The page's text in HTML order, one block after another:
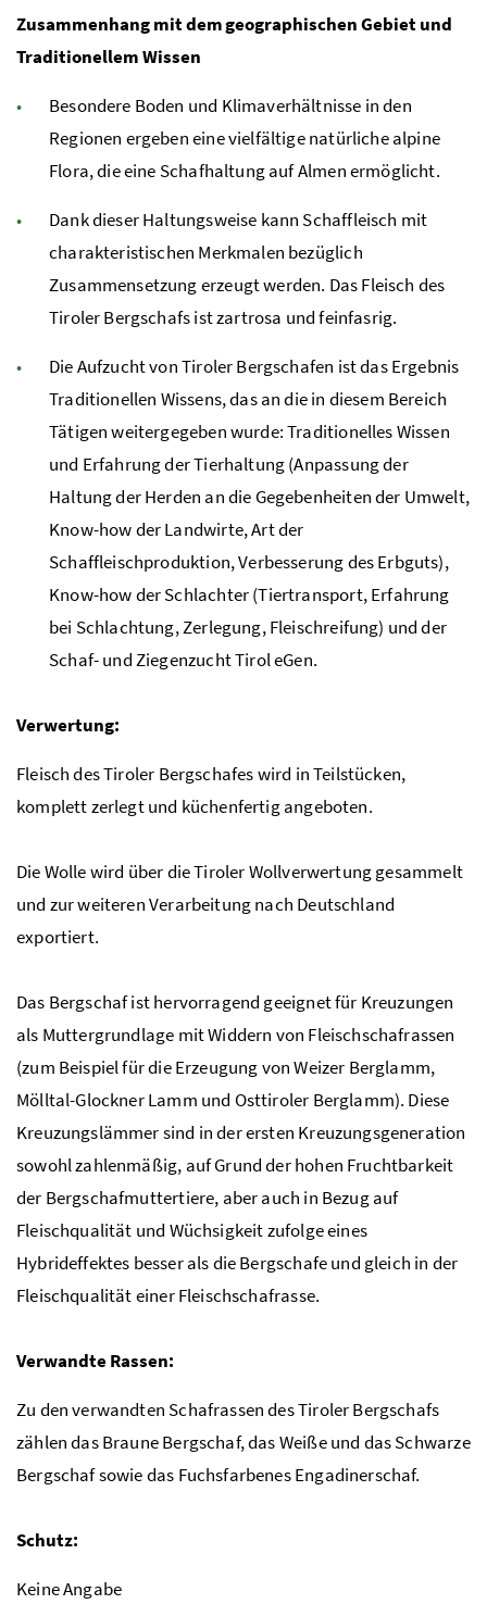
Zusammenhang mit dem geographischen Gebiet und
Traditionellem Wissen
Besondere Boden und Klimaverhältnisse in den
Regionen ergeben eine vielfältige natürliche alpine
Flora, die eine Schafhaltung auf Almen ermöglicht.
Dank dieser Haltungsweise kann Schaffleisch mit
charakteristischen Merkmalen bezüglich
Zusammensetzung erzeugt werden. Das Fleisch des
Tiroler Bergschafs ist zartrosa und feinfasrig.
Die Aufzucht von Tiroler Bergschafen ist das Ergebnis
Traditionellen Wissens, das an die in diesem Bereich
Tätigen weitergegeben wurde: Traditionelles Wissen
und Erfahrung der Tierhaltung (Anpassung der
Haltung der Herden an die Gegebenheiten der Umwelt,
Know-how der Landwirte, Art der
Schaffleischproduktion, Verbesserung des Erbguts),
Know-how der Schlachter (Tiertransport, Erfahrung
bei Schlachtung, Zerlegung, Fleischreifung) und der
Schaf- und Ziegenzucht Tirol eGen.
Verwertung:
Fleisch des Tiroler Bergschafes wird in Teilstücken,
komplett zerlegt und küchenfertig angeboten.
Die Wolle wird über die Tiroler Wollverwertung gesammelt
und zur weiteren Verarbeitung nach Deutschland
exportiert.
Das Bergschaf ist hervorragend geeignet für Kreuzungen
als Muttergrundlage mit Widdern von Fleischschafrassen
(zum Beispiel für die Erzeugung von Weizer Berglamm,
Mölltal-Glockner Lamm und Osttiroler Berglamm). Diese
Kreuzungslämmer sind in der ersten Kreuzungsgeneration
sowohl zahlenmäßig, auf Grund der hohen Fruchtbarkeit
der Bergschafmuttertiere, aber auch in Bezug auf
Fleischqualität und Wüchsigkeit zufolge eines
Hybrideffektes besser als die Bergschafe und gleich in der
Fleischqualität einer Fleischschafrasse.
Verwandte Rassen:
Zu den verwandten Schafrassen des Tiroler Bergschafs
zählen das Braune Bergschaf, das Weiße und das Schwarze
Bergschaf sowie das Fuchsfarbenes Engadinerschaf.
Schutz:
Keine Angabe